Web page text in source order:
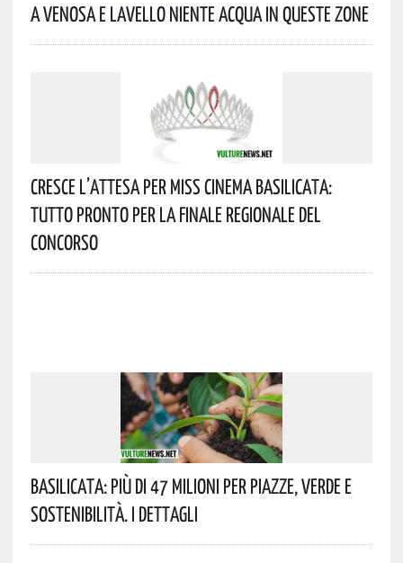
A Venosa E Lavello Niente Acqua In Queste Zone
Cresce L’attesa Per Miss Cinema Basilicata:
Tutto Pronto Per La Finale Regionale Del
Concorso
Basilicata: Più Di 47 Milioni Per Piazze, Verde E
Sostenibilità. I Dettagli